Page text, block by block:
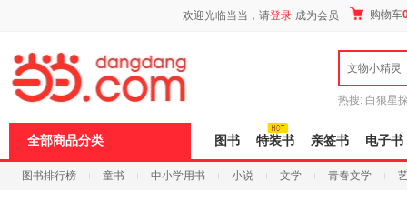
欢迎光临当当，请登录 成为会员 购物车
文物小精灵
热搜: 白狼星
全部商品分类 图书 特装书 亲签书 电子书
图书排行榜 童书 中小学用书 小说 文学 青春文学
页